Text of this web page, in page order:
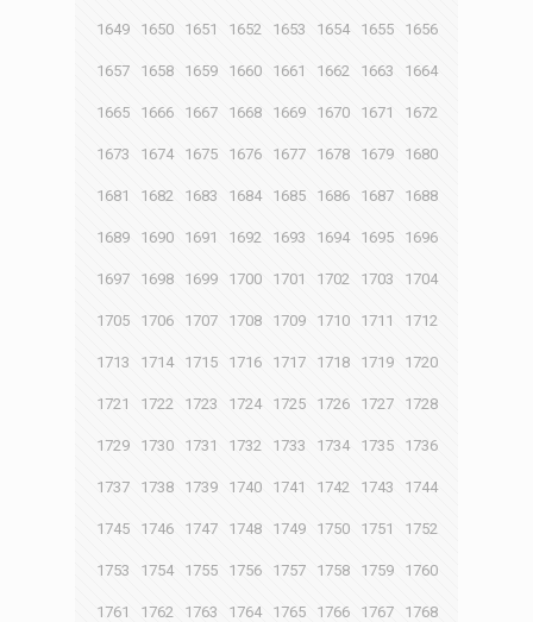
1649 1650 1651 1652 1653 1654 1655 1656
1657 1658 1659 1660 1661 1662 1663 1664
1665 1666 1667 1668 1669 1670 1671 1672
1673 1674 1675 1676 1677 1678 1679 1680
1681 1682 1683 1684 1685 1686 1687 1688
1689 1690 1691 1692 1693 1694 1695 1696
1697 1698 1699 1700 1701 1702 1703 1704
1705 1706 1707 1708 1709 1710 1711 1712
1713 1714 1715 1716 1717 1718 1719 1720
1721 1722 1723 1724 1725 1726 1727 1728
1729 1730 1731 1732 1733 1734 1735 1736
1737 1738 1739 1740 1741 1742 1743 1744
1745 1746 1747 1748 1749 1750 1751 1752
1753 1754 1755 1756 1757 1758 1759 1760
1761 1762 1763 1764 1765 1766 1767 1768